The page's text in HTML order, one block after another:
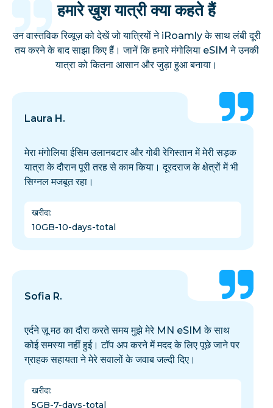
हमारे ख़ुश यात्री क्या कहते हैं
उन वास्तविक रिव्यूज़ को देखें जो यात्रियों ने iRoamly के साथ लंबी दूरी
तय करने के बाद साझा किए हैं। जानें कि हमारे मंगोलिया eSIM ने उनकी
यात्रा को कितना आसान और जुड़ा हुआ बनाया।
Laura H.
मेरा मंगोलिया ईसिम उलानबटार और गोबी रेगिस्तान में मेरी सड़क
यात्रा के दौरान पूरी तरह से काम किया। दूरदराज के क्षेत्रों में भी
सिग्नल मजबूत रहा।
खरीदा:
10GB-10-days-total
Sofia R.
एर्दने ज़ू मठ का दौरा करते समय मुझे मेरे MN eSIM के साथ
कोई समस्या नहीं हुई। टॉप अप करने में मदद के लिए पूछे जाने पर
ग्राहक सहायता ने मेरे सवालों के जवाब जल्दी दिए।
खरीदा:
5GB-7-days-total